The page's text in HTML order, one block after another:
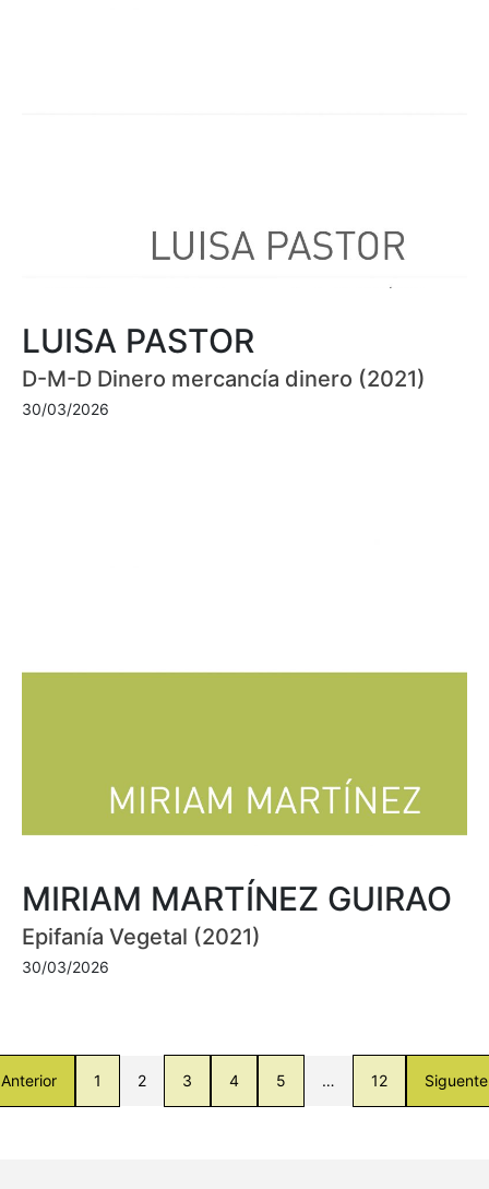
LUISA PASTOR
D-M-D Dinero mercancía dinero (2021)
30/03/2026
MIRIAM MARTÍNEZ GUIRAO
Epifanía Vegetal (2021)
30/03/2026
Anterior 1 2 3 4 5 … 12 Siguente